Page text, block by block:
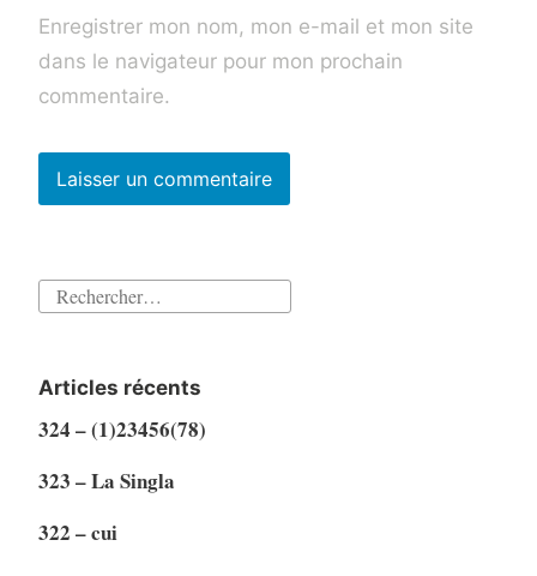
Enregistrer mon nom, mon e-mail et mon site
dans le navigateur pour mon prochain
commentaire.
Rechercher :
Articles récents
324 – (1)23456(78)
323 – La Singla
322 – cui